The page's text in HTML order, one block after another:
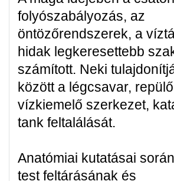
folyószabályozás, az
öntözőrendszerek, a
hidak legkeresettebb
számított. Neki
között a légcsavar,
vízkiemelő szerkezet,
tank feltalálását.
Anatómiai kutatásai
test feltárásának és